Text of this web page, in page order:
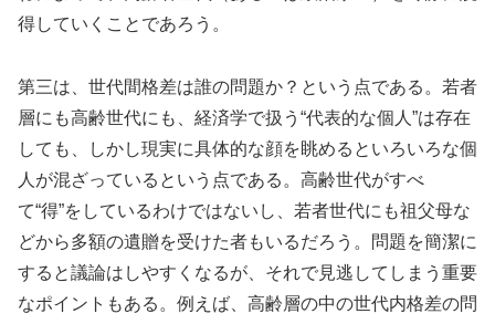
得していくことであろう。
第三は、世代間格差は誰の問題か？という点である。若者
層にも高齢世代にも、経済学で扱う“代表的な個人”は存在
しても、しかし現実に具体的な顔を眺めるといろいろな個
人が混ざっているという点である。高齢世代がすべ
て“得”をしているわけではないし、若者世代にも祖父母な
どから多額の遺贈を受けた者もいるだろう。問題を簡潔に
すると議論はしやすくなるが、それで見逃してしまう重要
なポイントもある。例えば、高齢層の中の世代内格差の問